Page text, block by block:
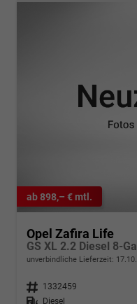
ab 898,– € mtl.
Opel Zafira Life
GS XL 2.2 Diesel 8-
unverbindliche Lieferzeit:
Fahrzeugnr. 1332459
Kraftstoff
Diesel